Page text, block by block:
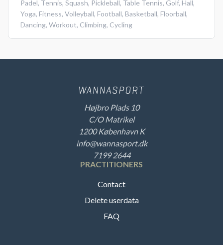
Padel, Tennis, Squash, Pickleball, Table Tennis, Golf, Hall,
Yoga, Fitness, Volleyball, Football, Basketball, Floorball,
Dancing, Workout, Climbing, Cycling
Højbro Plads 10
C/O Matrikel
1200 København K
info@wannasport.dk
7199 2644
PRACTITIONERS
Contact
Delete userdata
FAQ